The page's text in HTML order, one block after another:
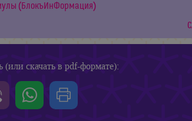
(БлокъИнФормация)
(или скачать в pdf-формате):